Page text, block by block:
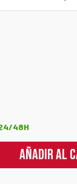
24/48H
AÑADIR AL